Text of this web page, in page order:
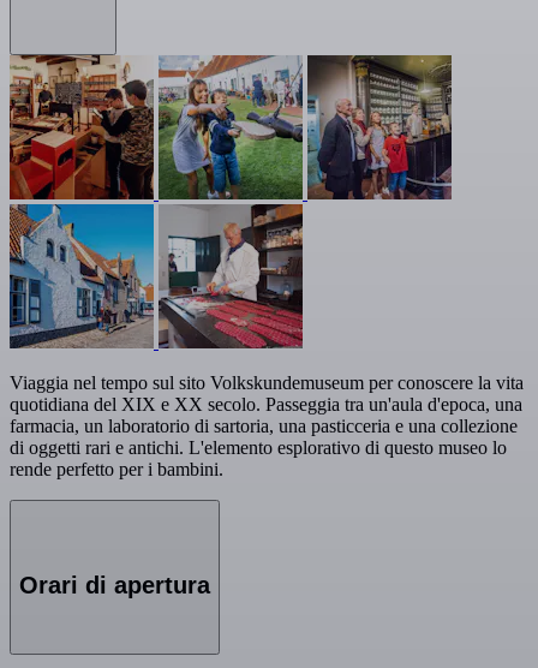
Viaggia nel tempo sul sito Volkskundemuseum per conoscere la vita
quotidiana del XIX e XX secolo. Passeggia tra un'aula d'epoca, una
farmacia, un laboratorio di sartoria, una pasticceria e una collezione
di oggetti rari e antichi. L'elemento esplorativo di questo museo lo
rende perfetto per i bambini.
Orari di apertura